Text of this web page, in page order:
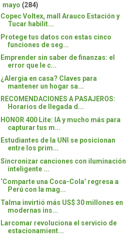
mayo (284)
Copec Voltex, mall Arauco Estación y
Tucar habilit...
Protege tus datos con estas cinco
funciones de seg...
Emprender sin saber de finanzas: el
error que le c...
¿Alergia en casa? Claves para
mantener un hogar sa...
RECOMENDACIONES A PASAJEROS:
Horarios de llegada d...
HONOR 400 Lite: IA y mucho más para
capturar tus m...
Estudiantes de la UNI se posicionan
entre los prim...
Sincronizar canciones con iluminación
inteligente ...
‘Comparte una Coca-Cola’ regresa a
Perú con la mag...
Talma invirtió más US$ 30 millones en
modernas ins...
Larcomar revoluciona el servicio de
estacionamient...